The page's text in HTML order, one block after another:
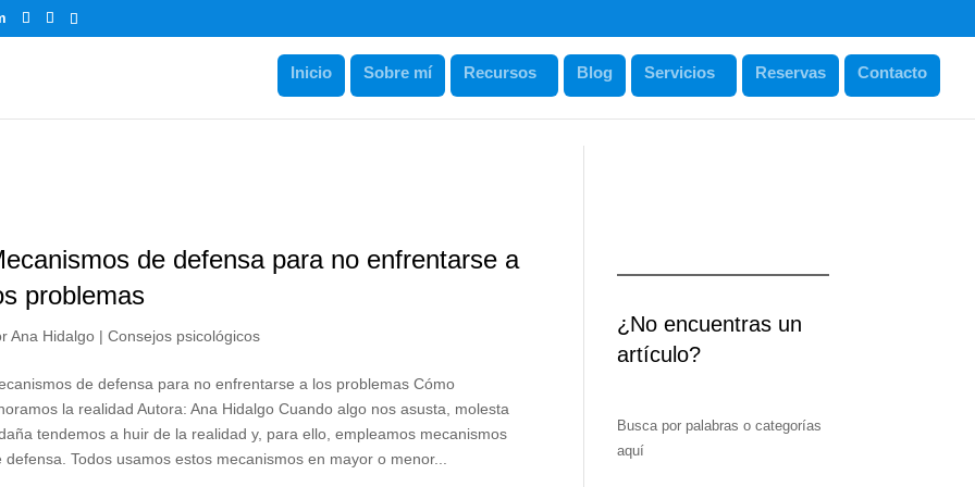
Inicio Sobre mí Recursos Blog Servicios Reservas Contacto
de defensa para no enfrentarse a
problemas
Ana Hidalgo |Consejos psicológicos
de defensa para no enfrentarse a los problemas Cómo
la realidad Autora: Ana Hidalgo Cuando algo nos asusta, molesta
tendemos a huir de la realidad y, para ello, empleamos mecanismos
defensa. Todos usamos estos mecanismos en mayor o menor...
¿No encuentras un
artículo?
Busca por palabras o categorías
aquí